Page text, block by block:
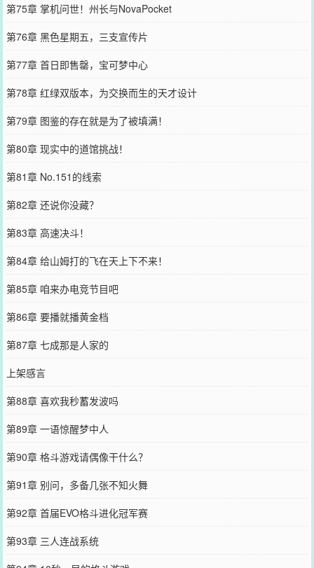
第75章 掌机问世！州长与NovaPocket
第76章 黑色星期五，三支宣传片
第77章 首日即售罄，宝可梦中心
第78章 红绿双版本，为交换而生的天才设计
第79章 图鉴的存在就是为了被填满！
第80章 现实中的道馆挑战！
第81章 No.151的线索
第82章 还说你没藏？
第83章 高速决斗！
第84章 给山姆打的飞在天上下不来！
第85章 咱来办电竞节目吧
第86章 要播就播黄金档
第87章 七成那是人家的
上架感言
第88章 喜欢我秒蓄发波吗
第89章 一语惊醒梦中人
第90章 格斗游戏请偶像干什么？
第91章 别问，多备几张不知火舞
第92章 首届EVO格斗进化冠军赛
第93章 三人连战系统